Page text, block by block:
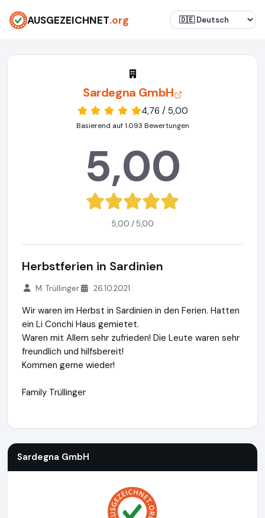
AUSGEZEICHNET.org
Sardegna GmbH
4,76 / 5,00
Basierend auf 1.093 Bewertungen
5,00
5,00 / 5,00
Herbstferien in Sardinien
M. Trüllinger 26.10.2021
Wir waren im Herbst in Sardinien in den Ferien. Hatten
ein Li Conchi Haus gemietet.
Waren mit Allem sehr zufrieden! Die Leute waren sehr
freundlich und hilfsbereit!
Kommen gerne wieder!
Family Trüllinger
Sardegna GmbH